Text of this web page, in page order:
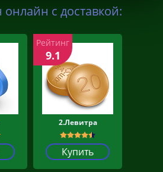
с доставкой:
2.Левитра
Купить
Рейтинг
9.1